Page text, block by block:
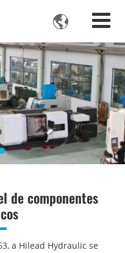

de componentes
a Hilead Hydraulic se